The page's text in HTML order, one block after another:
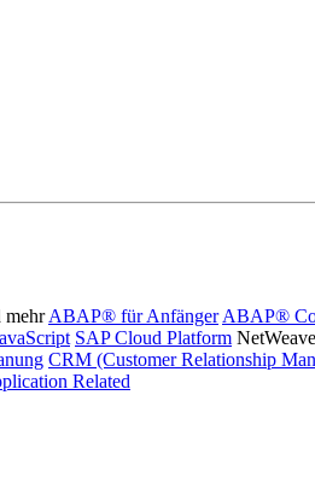
ABAP® für Anfänger ABAP®
SAP Cloud Platform
CRM (Customer Relationship
Related